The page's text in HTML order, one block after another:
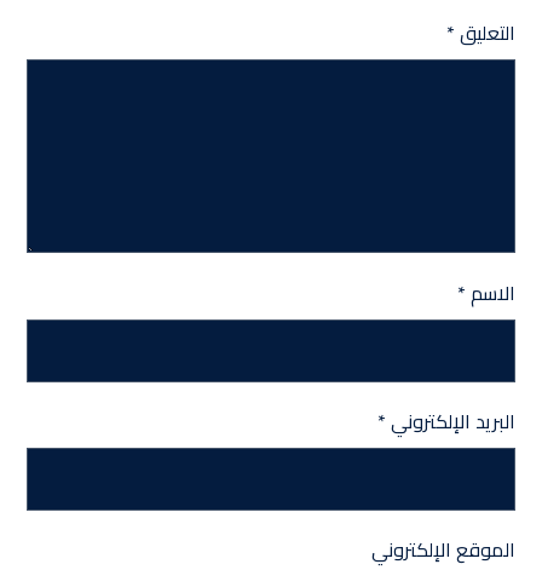
التعليق*
الاسم*
البريد الإلكتروني*
الموقع الإلكتروني